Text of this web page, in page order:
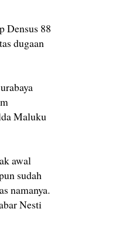
Densus 88
dugaan
Maluku
awal
sudah
namanya.
Nesti